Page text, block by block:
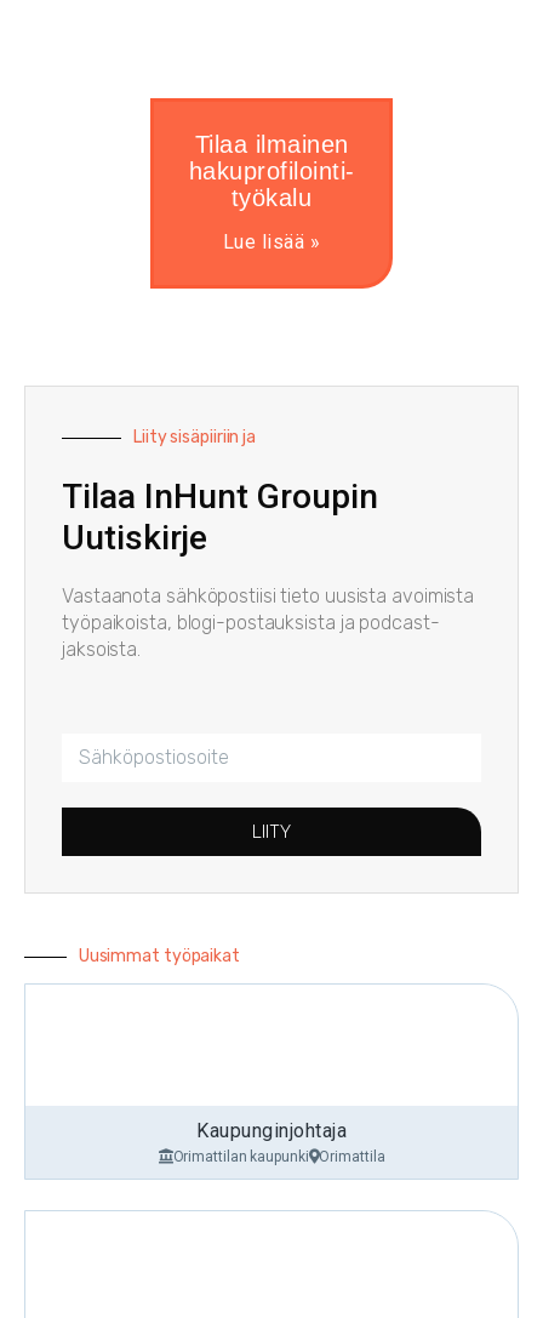
Tilaa ilmainen
hakuprofilointi-
työkalu
Lue lisää »
Liity sisäpiiriin ja
Tilaa InHunt Groupin
Uutiskirje
Vastaanota sähköpostiisi tieto uusista avoimista
työpaikoista, blogi-postauksista ja podcast-
jaksoista.
LIITY
Uusimmat työpaikat
Kaupunginjohtaja
Orimattilan kaupunki Orimattila